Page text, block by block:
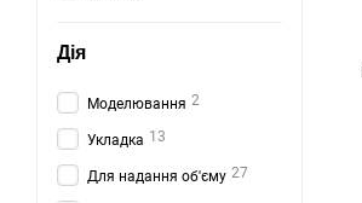
Дія
Моделювання 2
Укладка 13
Для надання об'єму 27